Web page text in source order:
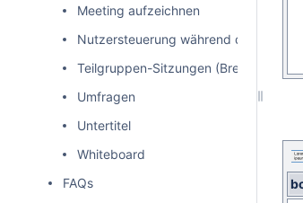
Meeting aufzeichnen
Nutzersteuerung während des
Teilgruppen-Sitzungen (Breakout-
Umfragen
Untertitel
Whiteboard
FAQs